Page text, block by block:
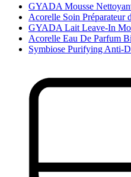
GYADA Mousse
Acorelle Soin Préparateur
GYADA Lait Leave-In
Acorelle Eau De Parfum
Symbiose Purifying Anti-